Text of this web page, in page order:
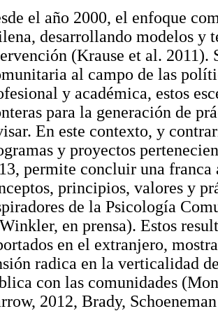
el año 2000, el enfoque
desarrollando modelos y
(Krause et al. 2011).
al campo de las
y académica, estos
para la generación de
En este contexto, y
y proyectos
permite concluir una
principios, valores y
de la Psicología
en prensa). Estos
en el extranjero,
radica en la verticalidad
con las comunidades
2012, Brady,